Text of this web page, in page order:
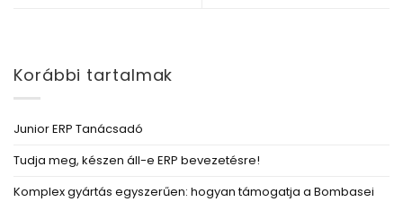
Korábbi tartalmak
Junior ERP Tanácsadó
Tudja meg, készen áll-e ERP bevezetésre!
Komplex gyártás egyszerűen: hogyan támogatja a Bombasei